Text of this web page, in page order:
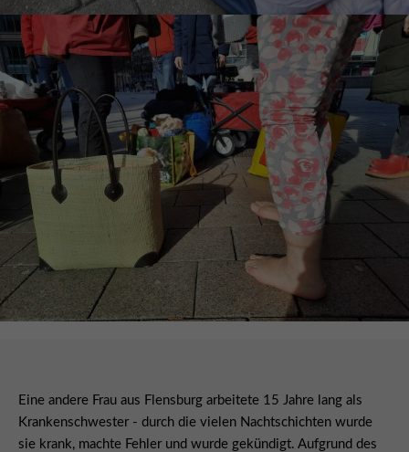
Eine andere Frau aus Flensburg arbeitete 15 Jahre lang als
Krankenschwester - durch die vielen Nachtschichten wurde
sie krank, machte Fehler und wurde gekündigt. Aufgrund des